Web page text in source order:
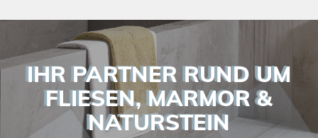
IHR PARTNER RUND UM
FLIESEN, MARMOR &
NATURSTEIN